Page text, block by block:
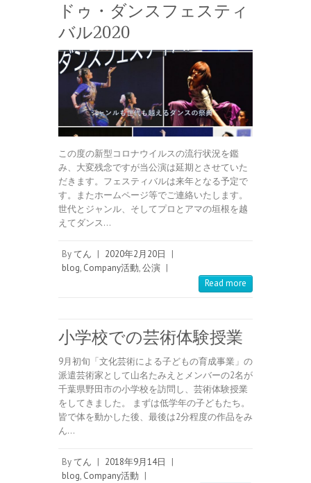
ドゥ・ダンスフェスティ
バル2020
この度の新型コロナウイルスの流行状況を鑑
み、大変残念ですが当公演は延期とさせていた
だきます。フェスティバルは来年となる予定で
す。またホームページ等でご連絡いたします。
世代とジャンル、そしてプロとアマの垣根を越
えてダンス…
Byてん | 2020年2月20日
|
blog, Company活動,公演 |
Read more
小学校での芸術体験授業
9月初旬「文化芸術による子どもの育成事業」の
派遣芸術家として山名たみえとメンバーの2名が
千葉県野田市の小学校を訪問し、芸術体験授業
をしてきました。 まずは低学年の子どもたち。
皆で体を動かした後、最後は2分程度の作品をみ
ん…
Byてん | 2018年9月14日
|
blog, Company活動 |